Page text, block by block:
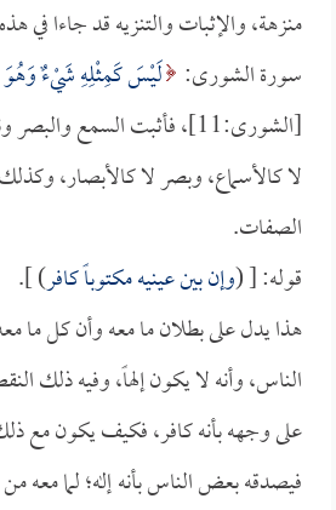
منزهة، والإثبات والتنزيه قد جاءا في
سورة الشورى: لَيْسَ كَمِثْلِهِ شَيْءٌ وَهُوَ
[الشورى:11]، فأثبت السمع
لا كالأسماع، وبصر لا كالأبصار،
الصفات.
قوله: [ (وإن بين عينيه مكتوباً كافر) ].
هذا يدل على بطلان ما معه وأن كل ما
الناس، وأنه لا يكون إلهاً، وفيه ذلك
على وجهه بأنه كافر، فكيف يكون مع
فيصدقه بعض الناس بأنه إله؛ لما معه من